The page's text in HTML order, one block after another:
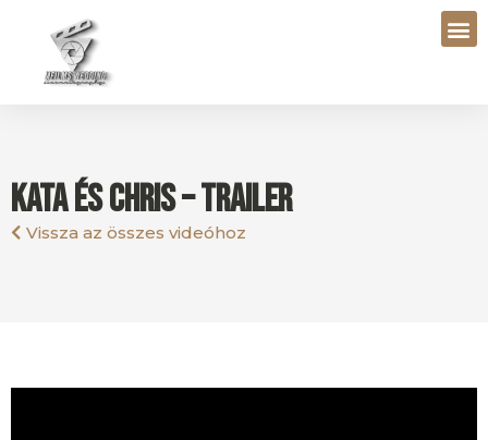
Kata és Chris – Trailer
Vissza az összes videóhoz